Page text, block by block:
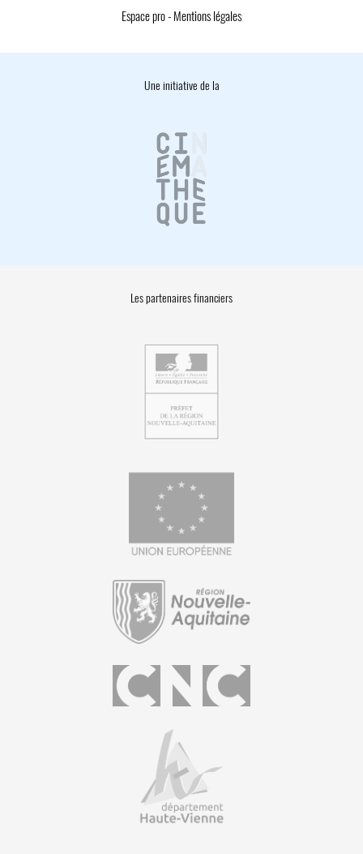
Espace pro- Mentions légales
Une initiative de la
Les partenaires financiers